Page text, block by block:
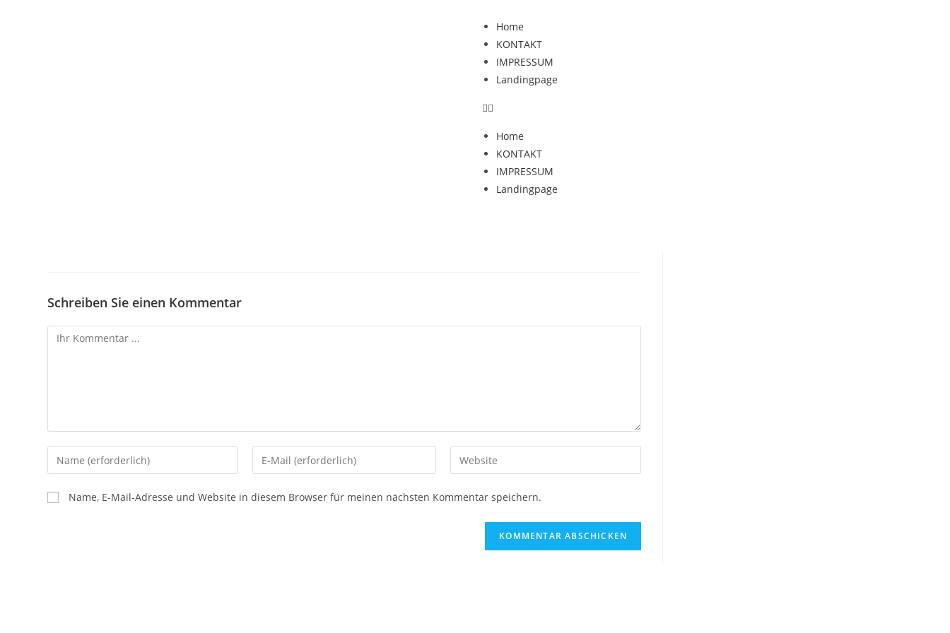
Home
KONTAKT
IMPRESSUM
Landingpage
Home
KONTAKT
IMPRESSUM
Landingpage
Schreiben Sie einen Kommentar
Name, E-Mail-Adresse und Website in diesem Browser für meinen nächsten Kommentar speichern.